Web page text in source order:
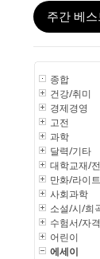
주간 베스
종합
건강/취미
경제경영
고전
과학
달력/기타
대학교재/
만화/라이
사회과학
소설/시/희
수험서/자
어린이
에세이